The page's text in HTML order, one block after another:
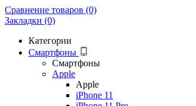
Сравнение товаров (0)
Закладки (0)
Категории
Смартфоны
Смартфоны
Apple
Apple
iPhone 11